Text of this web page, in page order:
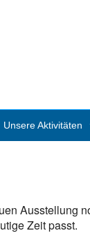
Unsere Aktivitäten
Pleinair-Malen
Ausstellung
Zeit passt.